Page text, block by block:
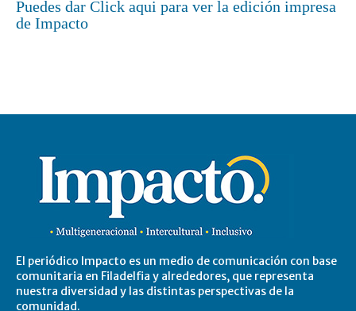
Puedes dar Click aqui para ver la edición impresa
de Impacto
El periódico Impacto es un medio de comunicación con base
comunitaria en Filadelfia y alrededores, que representa
nuestra diversidad y las distintas perspectivas de la
comunidad.